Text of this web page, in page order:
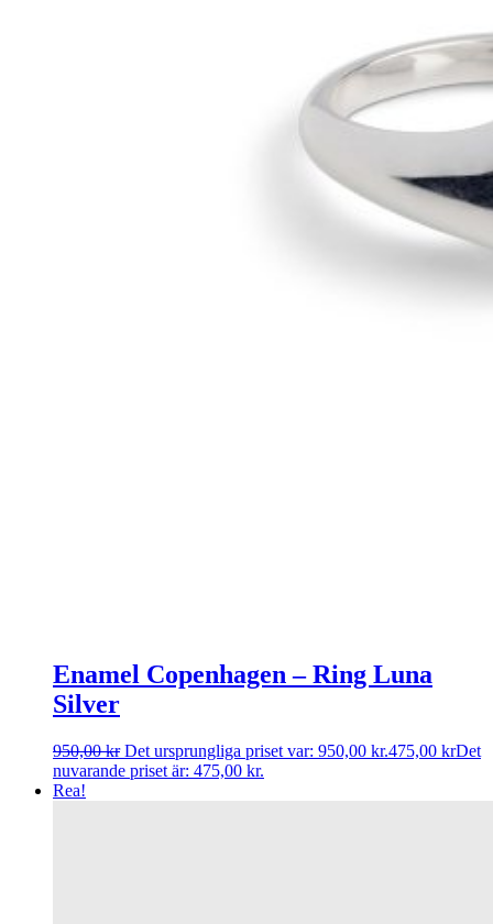
Enamel Copenhagen – Ring Luna
Silver
950,00kr Det ursprungliga priset var: 950,00 kr.475,00 krDet
nuvarande priset är: 475,00 kr.
Rea!